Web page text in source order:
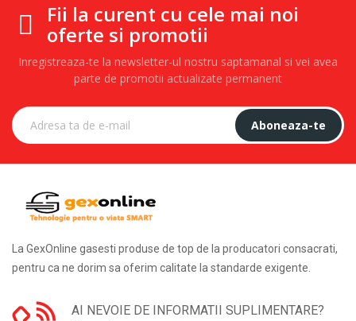
Fii la curent cu cele mai noi
oferte si promotii
Inregistreaza-te la newsletter-ul nostru saptamanal si vei avea
parte de promotii actualizate permanent
Aboneaza-te
La GexOnline gasesti produse de top de la producatori consacrati,
pentru ca ne dorim sa oferim calitate la standarde exigente.
AI NEVOIE DE INFORMATII SUPLIMENTARE?